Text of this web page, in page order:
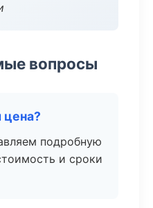
вопросы
подробную
и сроки